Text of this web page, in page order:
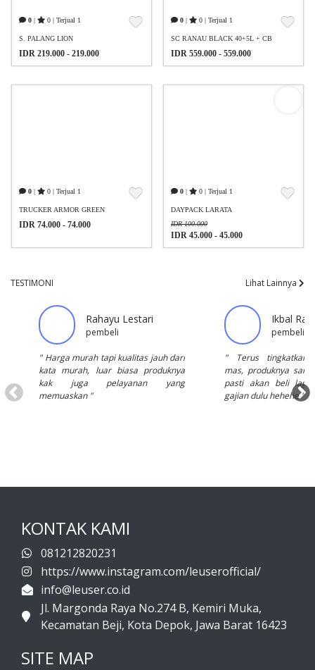
0 | 0 | Terjual 1
S. PALANG LION
IDR 219.000 - 219.000
0 | 0 | Terjual 1
SC RANAU BLACK 40+5L + CB
IDR 559.000 - 559.000
0 | 0 | Terjual 1
TRUCKER ARMOR GREEN
IDR 74.000 - 74.000
0 | 0 | Terjual 1
DAYPACK LARATA
IDR 100.000
IDR 45.000 - 45.000
TESTIMONI Lihat Lainnya
Rahayu Lestari
pembeli
" Harga murah tapi kualitas jauh dari
kata murah, luar biasa produknya
kak juga pelayanan yang
memuaskan "
Ikbal
pembeli
" Terus tingkatkan
mas, produknya
pasti akan beli lagi
gajian dulu hehehe "
KONTAK KAMI
081212820231
https://www.instagram.com/leuserofficial/
info@leuser.co.id
Jl. Margonda Raya No.274 B, Kemiri Muka,
Kecamatan Beji, Kota Depok, Jawa Barat 16423
SITE MAP